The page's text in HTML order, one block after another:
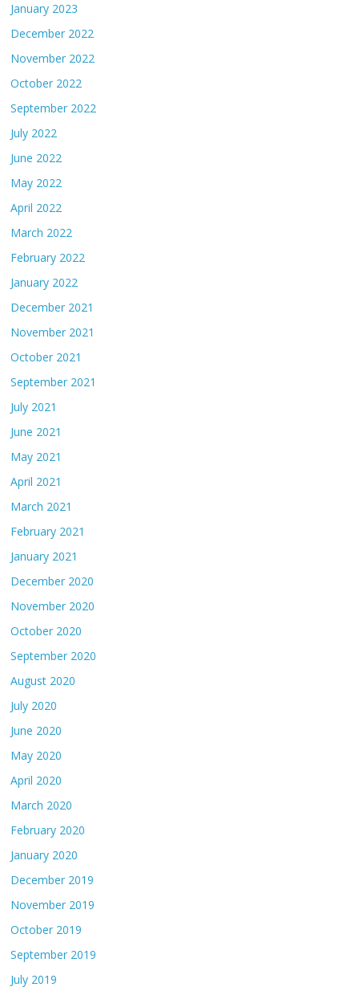
January 2023
December 2022
November 2022
October 2022
September 2022
July 2022
June 2022
May 2022
April 2022
March 2022
February 2022
January 2022
December 2021
November 2021
October 2021
September 2021
July 2021
June 2021
May 2021
April 2021
March 2021
February 2021
January 2021
December 2020
November 2020
October 2020
September 2020
August 2020
July 2020
June 2020
May 2020
April 2020
March 2020
February 2020
January 2020
December 2019
November 2019
October 2019
September 2019
July 2019